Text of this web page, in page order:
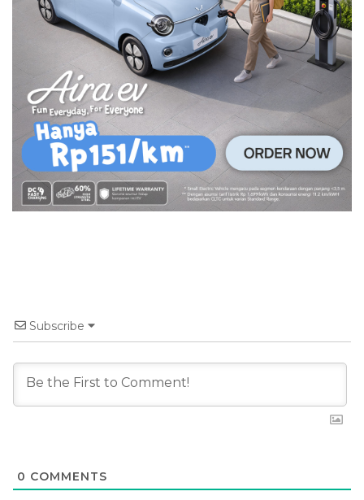
Subscribe
0 COMMENTS